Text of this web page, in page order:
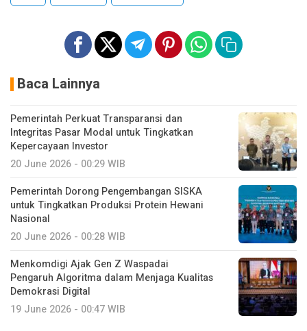
Baca Lainnya
Pemerintah Perkuat Transparansi dan
Integritas Pasar Modal untuk Tingkatkan
Kepercayaan Investor
20 June 2026 - 00:29 WIB
Pemerintah Dorong Pengembangan SISKA
untuk Tingkatkan Produksi Protein Hewani
Nasional
20 June 2026 - 00:28 WIB
Menkomdigi Ajak Gen Z Waspadai
Pengaruh Algoritma dalam Menjaga Kualitas
Demokrasi Digital
19 June 2026 - 00:47 WIB